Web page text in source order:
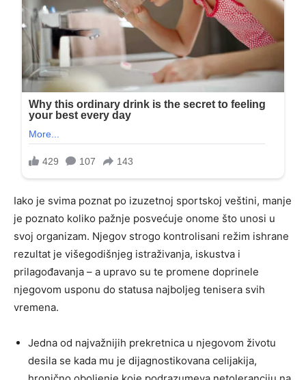
Iako je svima poznat po izuzetnoj sportskoj veštini, manje
je poznato koliko pažnje posvećuje onome što unosi u
svoj organizam. Njegov strogo kontrolisani režim ishrane
rezultat je višegodišnjeg istraživanja, iskustva i
prilagođavanja – a upravo su te promene doprinele
njegovom usponu do statusa najboljeg tenisera svih
vremena.
Jedna od najvažnijih prekretnica u njegovom životu
desila se kada mu je dijagnostikovana celijakija,